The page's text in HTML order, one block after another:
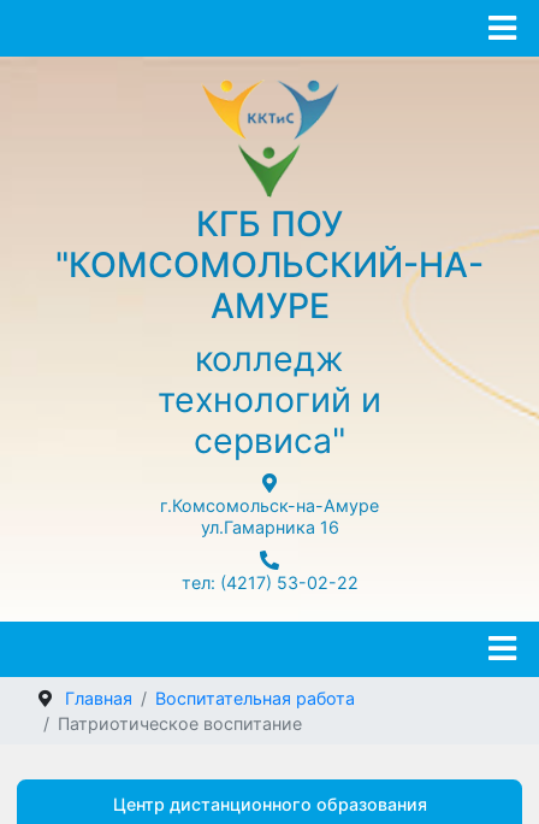
КГБ ПОУ
"КОМСОМОЛЬСКИЙ-НА-
АМУРЕ
колледж
технологий и
сервиса"
г.Комсомольск-на-Амуре
ул.Гамарника 16
Главная Воспитательная работа